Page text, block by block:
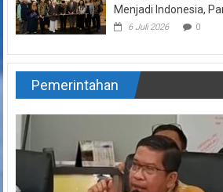
Menjadi Indonesia,
6 Juli 2026 0
Pemerintahan